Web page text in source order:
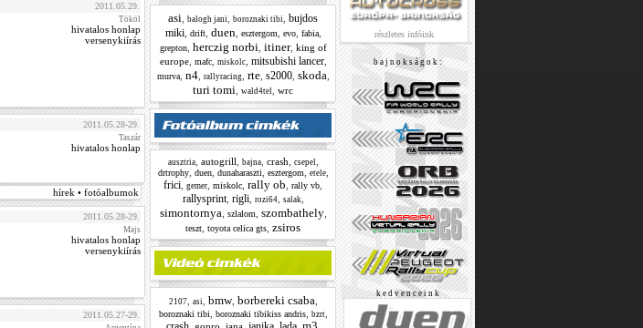
2011.05.29.
Tököl
hivatalos honlap
versenykiírás
2011.05.28-29.
Taszár
hivatalos honlap
hírek • fotóalbumok
2011.05.28-29.
Majs
hivatalos honlap
versenykiírás
2011.05.27-29.
asi balogh jani boroznaki tibi bujdos
miki, drift, duen esztergom evo, fabia,
grepton, herczig norbi itiner, king of
europe, mafc, miskolc, mitsubishi lancer,
murva, n4, rallyracing rte, s2000, skoda
turi tomi wald4tel wrc
ausztria, autogrill bajna, crash csepel
drtrophy, duen, dunaharaszti esztergom etele,
frici gemer miskolc rally ob rally vb
rallysprint, rigli, rozi64, salak
simontornya szlalom szombathely,
teszt toyota celica gts zsiros
2107, asi bmw, borbereki csaba
boroznaki tibi boroznaki tibikiss andris, bzrt,
részletes infóink
b a j n o k s á g o k :
k e d v e n c e i n k